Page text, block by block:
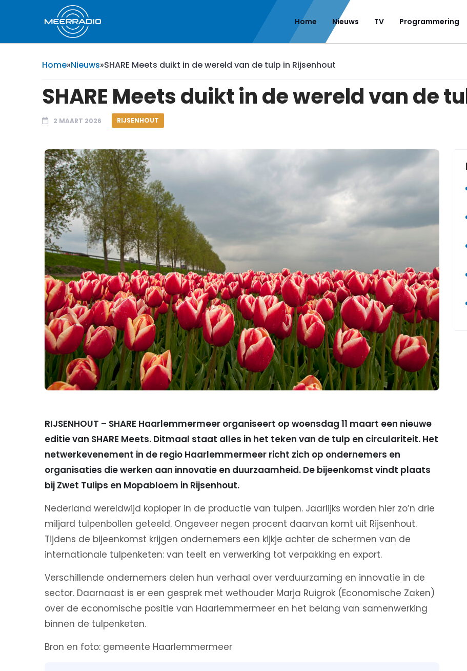
Home Nieuws TV Programmering
Home»Nieuws»SHARE Meets duikt in de wereld van de tulp in Rijsenhout
SHARE Meets duikt in de wereld van de
2 MAART 2026 RIJSENHOUT
RIJSENHOUT – SHARE Haarlemmermeer organiseert op woensdag 11 maart een nieuwe
editie van SHARE Meets. Ditmaal staat alles in het teken van de tulp en circulariteit. Het
netwerkevenement in de regio Haarlemmermeer richt zich op ondernemers en
organisaties die werken aan innovatie en duurzaamheid. De bijeenkomst vindt plaats
bij Zwet Tulips en Mopabloem in Rijsenhout.
Nederland wereldwijd koploper in de productie van tulpen. Jaarlijks worden hier zo’n drie
miljard tulpenbollen geteeld. Ongeveer negen procent daarvan komt uit Rijsenhout.
Tijdens de bijeenkomst krijgen ondernemers een kijkje achter de schermen van de
internationale tulpenketen: van teelt en verwerking tot verpakking en export.
Verschillende ondernemers delen hun verhaal over verduurzaming en innovatie in de
sector. Daarnaast is er een gesprek met wethouder Marja Ruigrok (Economische Zaken)
over de economische positie van Haarlemmermeer en het belang van samenwerking
binnen de tulpenketen.
Bron en foto: gemeente Haarlemmermeer